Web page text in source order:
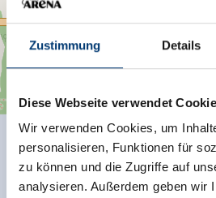
Zustimmung Details
Diese Webseite verwendet
Wir verwenden Cookies, um
personalisieren, Funktionen für
zu können und die Zugriffe auf
analysieren. Außerdem geben wir
Leaflet| Map
Terug naar het